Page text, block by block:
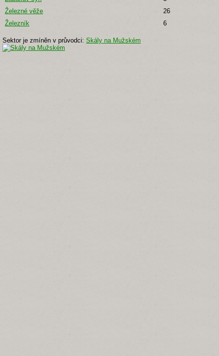
Železné věže
26
Železník
6
Sektor je zmíněn v průvodci: Skály na Mužském